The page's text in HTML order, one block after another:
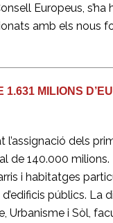
Europeus,
amb els nous
1.631 MILIONS
dels
de 140.000
i habitatges
públics.
Urbanisme i Sòl,